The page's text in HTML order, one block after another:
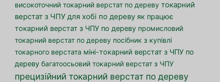
високоточний токарний верстат по дереву токарний
верстат з ЧПУ для хобі по дереву як працює
токарний верстат з ЧПУ по дереву промисловий
токарний верстат по дереву посібник з купівлі
токарного верстата міні-токарний верстат з ЧПУ по
дереву багатоосьовий токарний верстат з ЧПУ
прецизійний токарний верстат по дереву